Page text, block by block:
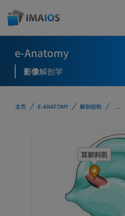
e-Anatomy
影像解剖学
主页 E-ANATOMY 解剖结构 ...